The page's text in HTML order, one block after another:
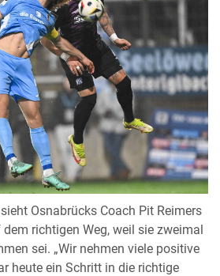
Osnabrücks Coach Pit Reimers
richtigen Weg, weil sie zweimal
sei. „Wir nehmen viele positive
heute ein Schritt in die richtige